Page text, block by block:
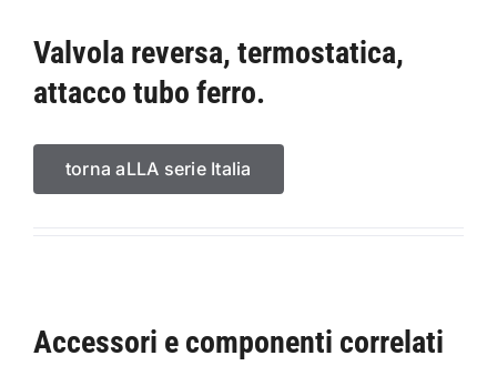
Valvola reversa, termostatica,
attacco tubo ferro.
torna aLLA serie Italia
Accessori e componenti correlati